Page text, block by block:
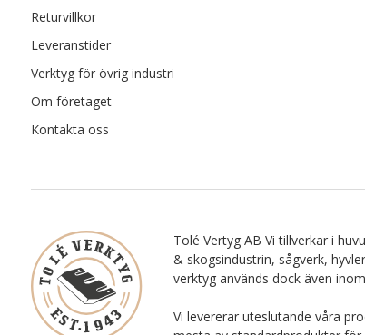
Returvillkor
Leveranstider
Verktyg för övrig industri
Om företaget
Kontakta oss
Tolé Vertyg AB Vi tillverkar i
& skogsindustrin, sågverk,
verktyg används dock även
Vi levererar uteslutande våra